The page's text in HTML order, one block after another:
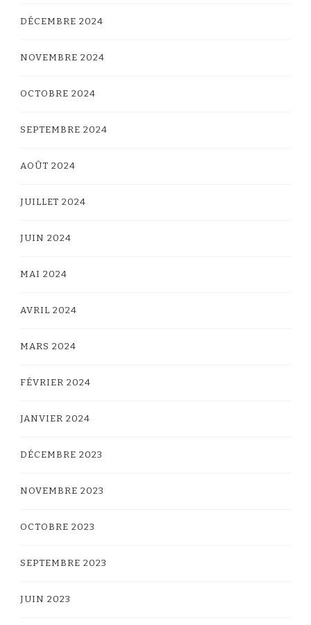
DÉCEMBRE 2024
NOVEMBRE 2024
OCTOBRE 2024
SEPTEMBRE 2024
AOÛT 2024
JUILLET 2024
JUIN 2024
MAI 2024
AVRIL 2024
MARS 2024
FÉVRIER 2024
JANVIER 2024
DÉCEMBRE 2023
NOVEMBRE 2023
OCTOBRE 2023
SEPTEMBRE 2023
JUIN 2023